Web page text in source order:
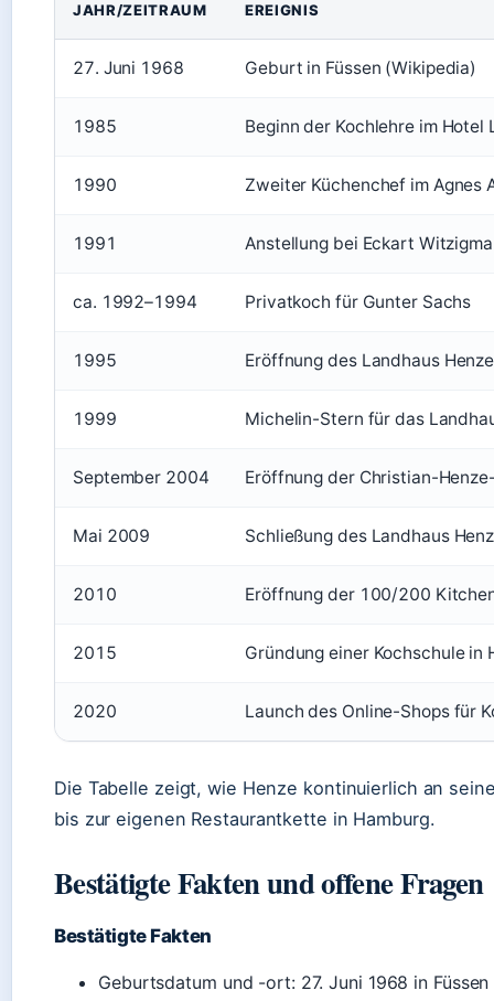
JAHR/ZEITRAUM EREIGNIS
27. Juni 1968 Geburt in Füssen (Wikipedia)
1985 Beginn der Kochlehre im Hotel
1990 Zweiter Küchenchef im Agnes
1991 Anstellung bei Eckart
ca. 1992–1994 Privatkoch für Gunter Sachs
1995 Eröffnung des Landhaus
1999 Michelin-Stern für das
September 2004 Eröffnung der Christian-
Mai 2009 Schließung des Landhaus
2010 Eröffnung der 100/200
2015 Gründung einer Kochschule
2020 Launch des Online-Shops für
Die Tabelle zeigt, wie Henze kontinuierlich an
bis zur eigenen Restaurantkette in Hamburg.
Bestätigte Fakten und offene Fragen
Bestätigte Fakten
Geburtsdatum und -ort: 27. Juni 1968 in